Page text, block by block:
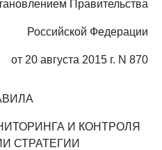
Правительства
Российской Федерации
от 20 августа 2015 г. N 870
И КОНТРОЛЯ
СТРАТЕГИИ